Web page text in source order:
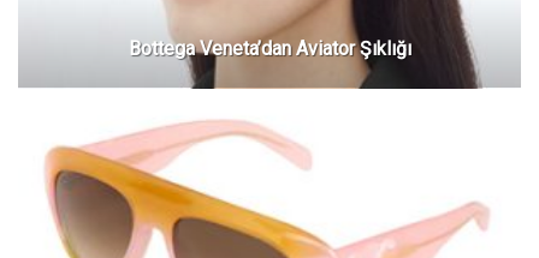
Bottega Veneta’dan Aviator Şıklığı